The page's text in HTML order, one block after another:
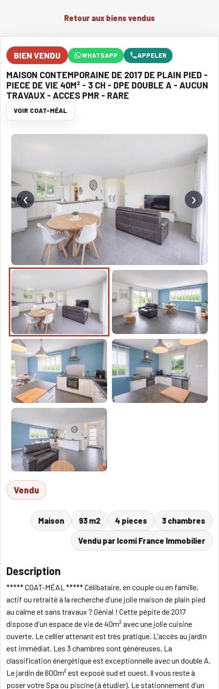
Retour aux biens vendus
BIEN VENDU WHATSAPP APPELER
MAISON CONTEMPORAINE DE 2017 DE PLAIN PIED -
PIECE DE VIE 40M² - 3 CH - DPE DOUBLE A - AUCUN
TRAVAUX - ACCES PMR - RARE
VOIR COAT-MÉAL
‹ ›
Vendu
Maison 93 m2 4 pieces 3 chambres
Vendu par Icomi France Immobilier
Description
***** COAT-MÉAL ***** Célibataire, en couple ou en famille,
actif ou retraité à la recherche d'une jolie maison de plain pied
au calme et sans travaux ? Génial ! Cette pépite de 2017
dispose d'un espace de vie de 40m² avec une jolie cuisine
ouverte. Le cellier attenant est très pratique. L'accès au jardin
est immédiat. Les 3 chambres sont généreuses. La
classification énergétique est exceptionnelle avec un double A.
Le jardin de 600m² est exposé sud et ouest. Il vous reste à
poser votre Spa ou piscine (à étudier). Le stationnement d'un